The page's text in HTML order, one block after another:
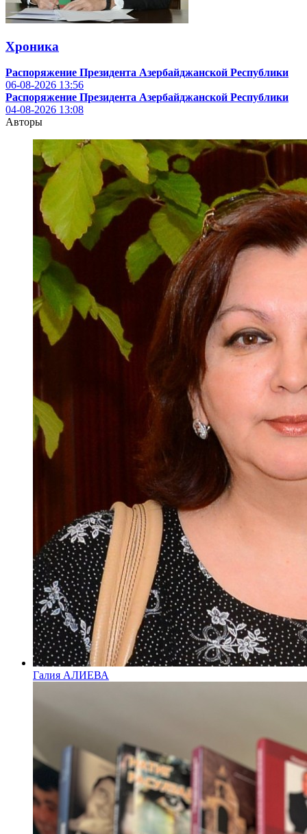
Хроника
Распоряжение Президента Азербайджанской Республики
06-08-2026 13:56
Распоряжение Президента Азербайджанской Республики
04-08-2026 13:08
Авторы
Галия АЛИЕВА